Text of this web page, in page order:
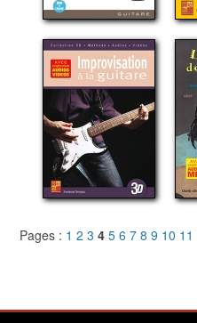
Pages : 1 2 3 4 5 6 7 8 9 10 11